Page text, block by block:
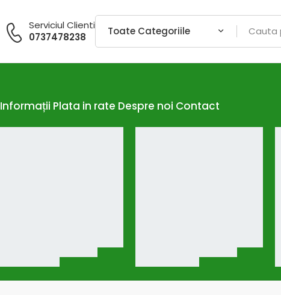
Serviciul Clienti
0737478238
Informații Plata in rate Despre noi Contact